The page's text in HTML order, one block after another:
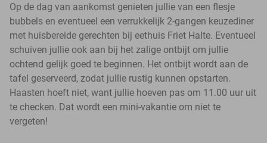
Op de dag van aankomst genieten jullie van een flesje
bubbels en eventueel een verrukkelijk 2-gangen keuzediner
met huisbereide gerechten bij eethuis Friet Halte. Eventueel
schuiven jullie ook aan bij het zalige ontbijt om jullie
ochtend gelijk goed te beginnen. Het ontbijt wordt aan de
tafel geserveerd, zodat jullie rustig kunnen opstarten.
Haasten hoeft niet, want jullie hoeven pas om 11.00 uur uit
te checken. Dat wordt een mini-vakantie om niet te
vergeten!